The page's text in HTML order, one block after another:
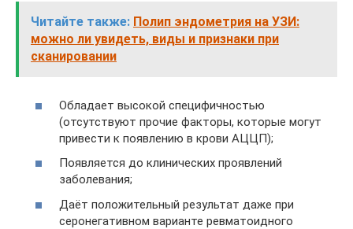
Читайте также: Полип эндометрия на УЗИ:
можно ли увидеть, виды и признаки при
сканировании
Обладает высокой специфичностью
(отсутствуют прочие факторы, которые могут
привести к появлению в крови АЦЦП);
Появляется до клинических проявлений
заболевания;
Даёт положительный результат даже при
серонегативном варианте ревматоидного